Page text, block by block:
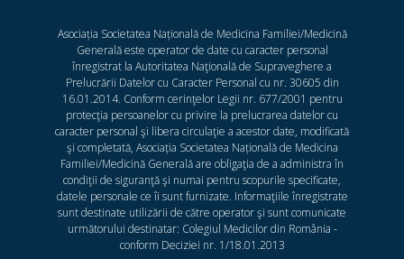
Asociația Societatea Națională de Medicina Familiei/Medicină
Generală este operator de date cu caracter personal
înregistrat la Autoritatea Naţională de Supraveghere a
Prelucrării Datelor cu Caracter Personal cu nr. 30605 din
16.01.2014. Conform cerinţelor Legii nr. 677/2001 pentru
protecţia persoanelor cu privire la prelucrarea datelor cu
caracter personal şi libera circulaţie a acestor date, modificată
şi completată, Asociația Societatea Națională de Medicina
Familiei/Medicină Generală are obligaţia de a administra în
condiţii de siguranţă şi numai pentru scopurile specificate,
datele personale ce îi sunt furnizate. Informaţiile înregistrate
sunt destinate utilizării de către operator şi sunt comunicate
următorului destinatar: Colegiul Medicilor din România -
conform Deciziei nr. 1/18.01.2013